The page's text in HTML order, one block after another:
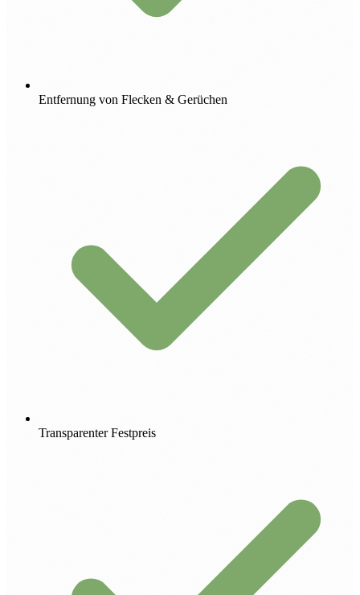
Entfernung von Flecken & Gerüchen
Transparenter Festpreis